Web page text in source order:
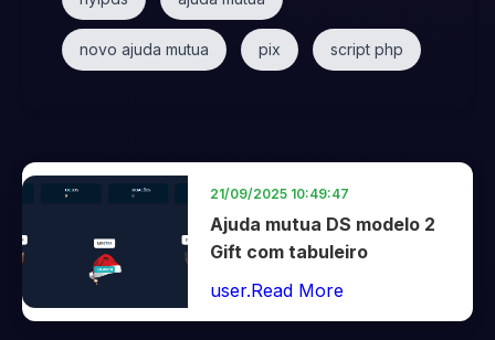
novo ajuda mutua pix script php
21/09/2025 10:49:47
Ajuda mutua DS modelo 2
Gift com tabuleiro
user.Read More